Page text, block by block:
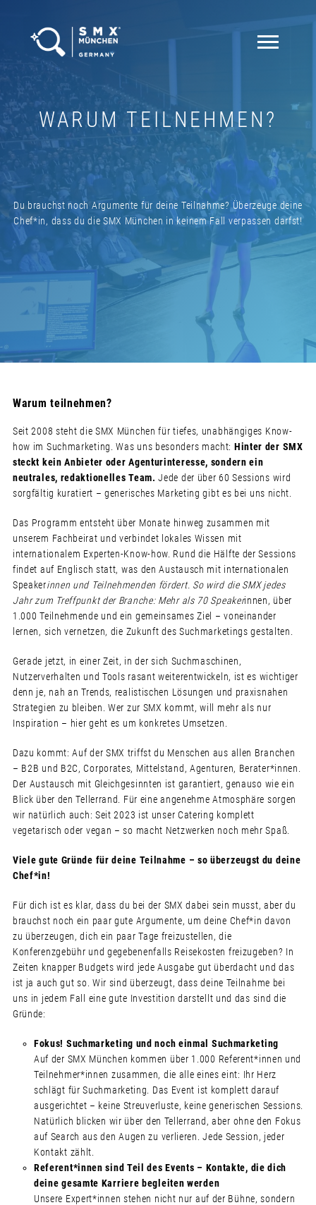
WARUM TEILNEHMEN?
Du brauchst noch Argumente für deine Teilnahme? Überzeuge deine
Chef*in, dass du die SMX München in keinem Fall verpassen darfst!
Warum teilnehmen?
Seit 2008 steht die SMX München für tiefes, unabhängiges Know-
how im Suchmarketing. Was uns besonders macht: Hinter der SMX
steckt kein Anbieter oder Agenturinteresse, sondern ein
neutrales, redaktionelles Team. Jede der über 60 Sessions wird
sorgfältig kuratiert – generisches Marketing gibt es bei uns nicht.
Das Programm entsteht über Monate hinweg zusammen mit
unserem Fachbeirat und verbindet lokales Wissen mit
internationalem Experten-Know-how. Rund die Hälfte der Sessions
findet auf Englisch statt, was den Austausch mit internationalen
Speakerinnen und Teilnehmenden fördert. So wird die SMX jedes
Jahr zum Treffpunkt der Branche: Mehr als 70 Speakerinnen, über
1.000 Teilnehmende und ein gemeinsames Ziel – voneinander
lernen, sich vernetzen, die Zukunft des Suchmarketings gestalten.
Gerade jetzt, in einer Zeit, in der sich Suchmaschinen,
Nutzerverhalten und Tools rasant weiterentwickeln, ist es wichtiger
denn je, nah an Trends, realistischen Lösungen und praxisnahen
Strategien zu bleiben. Wer zur SMX kommt, will mehr als nur
Inspiration – hier geht es um konkretes Umsetzen.
Dazu kommt: Auf der SMX triffst du Menschen aus allen Branchen
– B2B und B2C, Corporates, Mittelstand, Agenturen, Berater*innen.
Der Austausch mit Gleichgesinnten ist garantiert, genauso wie ein
Blick über den Tellerrand. Für eine angenehme Atmosphäre sorgen
wir natürlich auch: Seit 2023 ist unser Catering komplett
vegetarisch oder vegan – so macht Netzwerken noch mehr Spaß.
Viele gute Gründe für deine Teilnahme – so überzeugst du deine
Chef*in!
Für dich ist es klar, dass du bei der SMX dabei sein musst, aber du
brauchst noch ein paar gute Argumente, um deine Chef*in davon
zu überzeugen, dich ein paar Tage freizustellen, die
Konferenzgebühr und gegebenenfalls Reisekosten freizugeben? In
Zeiten knapper Budgets wird jede Ausgabe gut überdacht und das
ist ja auch gut so. Wir sind überzeugt, dass deine Teilnahme bei
uns in jedem Fall eine gute Investition darstellt und das sind die
Gründe:
Fokus! Suchmarketing und noch einmal Suchmarketing
Auf der SMX München kommen über 1.000 Referent*innen und
Teilnehmer*innen zusammen, die alle eines eint: Ihr Herz
schlägt für Suchmarketing. Das Event ist komplett darauf
ausgerichtet – keine Streuverluste, keine generischen Sessions.
Natürlich blicken wir über den Tellerrand, aber ohne den Fokus
auf Search aus den Augen zu verlieren. Jede Session, jeder
Kontakt zählt.
Referent*innen sind Teil des Events – Kontakte, die dich
deine gesamte Karriere begleiten werden
Unsere Expert*innen stehen nicht nur auf der Bühne, sondern